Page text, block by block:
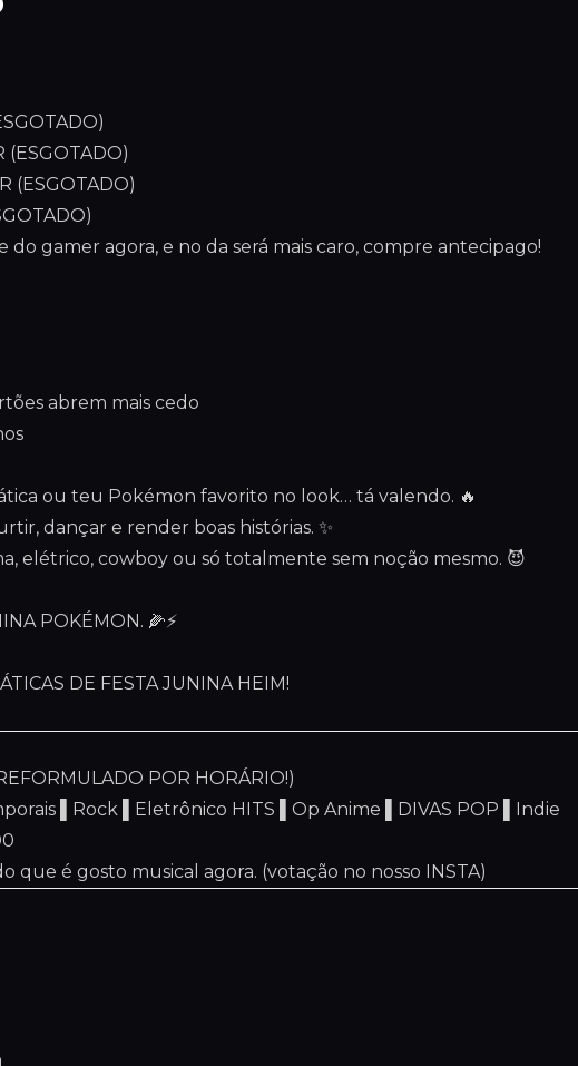
(ESGOTADO)
(ESGOTADO)
do gamer agora, e no da será mais caro, compre antecipago!
abrem mais cedo
ou teu Pokémon favorito no look… tá valendo. 🔥
dançar e render boas histórias. ✨
elétrico, cowboy ou só totalmente sem noção mesmo. 😈
POKÉMON. 🌽⚡
DE FESTA JUNINA HEIM!
POR HORÁRIO!)
▌Rock ▌Eletrônico HITS ▌Op Anime ▌DIVAS POP ▌Indie
que é gosto musical agora. (votação no nosso INSTA)